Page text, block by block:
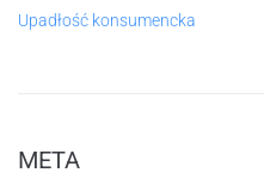
Upadłość konsumencka
META